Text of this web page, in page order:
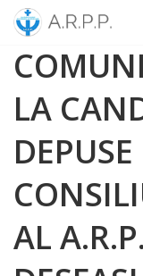
Skip
LA
AL